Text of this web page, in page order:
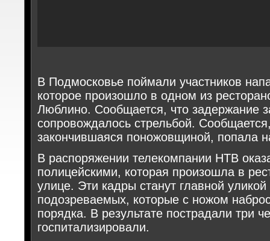
В Подмосковье поймали участников
которое произошло в одном из
Люблино. Сообщается, что задержание
сопровождалось стрельбой.
закончившаяся поножовщиной, попала
В распоряжении телекомпании НТВ
полицейскими, которая произошла в
улице. Эти кадры станут главной
подозреваемых, которые с ножом
порядка. В результате пострадали три
госпитализировали.